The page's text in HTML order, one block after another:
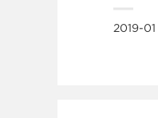
2019-01